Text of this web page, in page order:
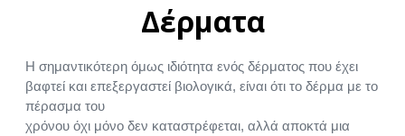
Δέρματα
Η σημαντικότερη όμως ιδιότητα ενός δέρματος που έχει
βαφτεί και επεξεργαστεί βιολογικά, είναι ότι το δέρμα με το
πέρασμα του
χρόνου όχι μόνο δεν καταστρέφεται, αλλά αποκτά μια